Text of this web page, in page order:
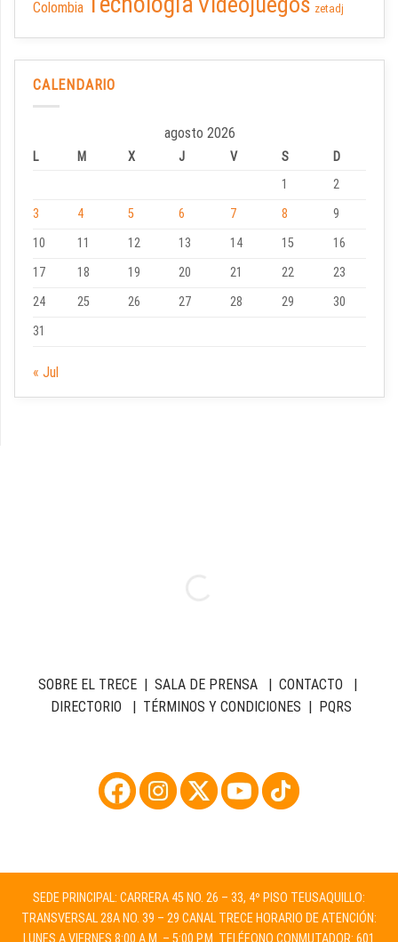
Colombia zetadj
CALENDARIO
agosto 2026
L M X J V S
D
1
2
3
4 5 6 7 8
9
10
11 12 13 14 15
16
17
18 19 20 21 22
23
24
25 26 27 28 29
30
31
« Jul
SOBRE EL TRECE| SALA DE PRENSA| CONTACTO
DIRECTORIO
TÉRMINOS Y CONDICIONES PQRS
SEDE PRINCIPAL: CARRERA 45 NO. 26 – 33, 4º PISO TEUSAQUILLO:
TRANSVERSAL 28A NO. 39 – 29 CANAL TRECE HORARIO DE ATENCIÓN: